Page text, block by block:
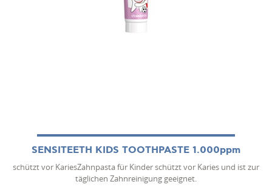
SENSITEETH KIDS TOOTHPASTE 1.000ppm
schützt vor KariesZahnpasta für Kinder schützt vor Karies und ist zur
täglichen Zahnreinigung geeignet.